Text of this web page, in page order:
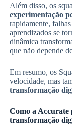
Além disso, os
experimentação
rapidamente,
aprendizados se
dinâmica
que não depende
Em resumo, os
velocidade, mas
transformação
Como a Accurate
transformação